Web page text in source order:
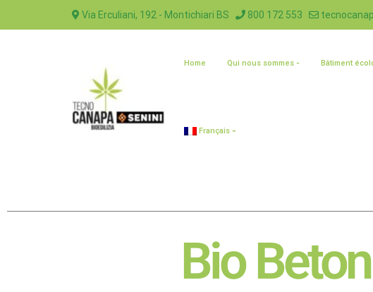
Via Erculiani, 192 - Montichiari BS 800 172 553
Home Qui nous sommes Bâtiment
Français
Bio